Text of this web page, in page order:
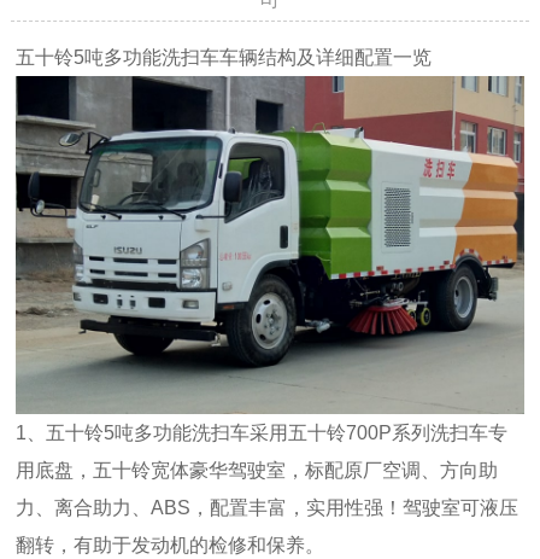
五十铃5吨多功能洗扫车车辆结构及详细配置一览
1、五十铃5吨多功能洗扫车采用五十铃700P系列洗扫车专
用底盘，五十铃宽体豪华驾驶室，标配原厂空调、方向助
力、离合助力、ABS，配置丰富，实用性强！驾驶室可液压
翻转，有助于发动机的检修和保养。